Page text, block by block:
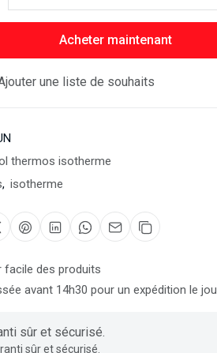
Acheter maintenant
une liste de souhaits
thermos isotherme
, isotherme
facile des produits
avant 14h30 pour un expédition le
sûr et sécurisé.